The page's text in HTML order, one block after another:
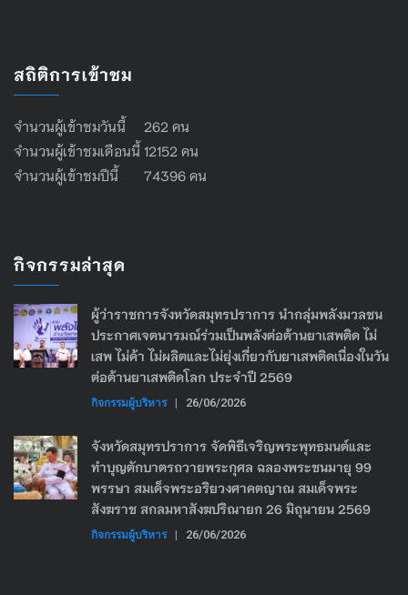
สถิติการเข้าชม
จำนวนผู้เข้าชมวันนี้ 262 คน
จำนวนผู้เข้าชมเดือนนี้ 12152 คน
จำนวนผู้เข้าชมปีนี้ 74396 คน
กิจกรรมล่าสุด
ผู้ว่าราชการจังหวัดสมุทรปราการ นำกลุ่มพลังมวลชน
ประกาศเจตนารมณ์ร่วมเป็นพลังต่อต้านยาเสพติด ไม่
เสพ ไม่ค้า ไม่ผลิตและไม่ยุ่งเกี่ยวกับยาเสพติดเนื่องในวัน
ต่อต้านยาเสพติดโลก ประจำปี 2569
กิจกรรมผู้บริหาร | 26/06/2026
จังหวัดสมุทรปราการ จัดพิธีเจริญพระพุทธมนต์และ
ทำบุญตักบาตรถวายพระกุศล ฉลองพระชนมายุ 99
พรรษา สมเด็จพระอริยวงศาคตญาณ สมเด็จพระ
สังฆราช สกลมหาสังฆปริณายก 26 มิถุนายน 2569
กิจกรรมผู้บริหาร | 26/06/2026